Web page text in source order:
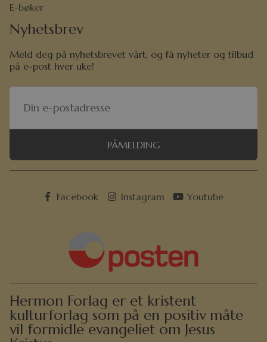
E-bøker
Nyhetsbrev
Meld deg på nyhetsbrevet vårt, og få nyheter og tilbud
på e-post hver uke!
PÅMELDING
Facebook Instagram Youtube
Hermon Forlag er et kristent
kulturforlag som på en positiv måte
vil formidle evangeliet om Jesus